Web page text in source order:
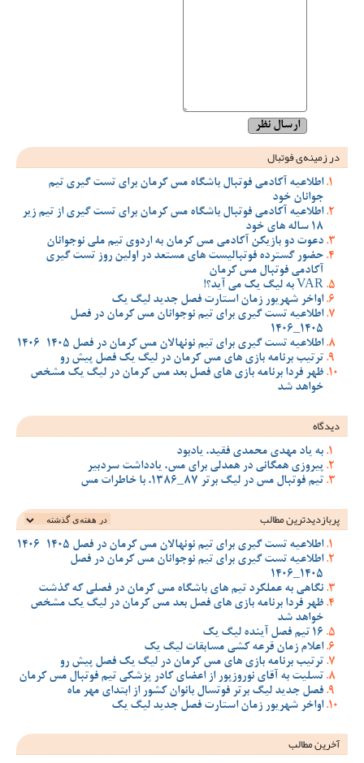
در زمینه‌ی فوتبال
اطلاعیه آکادمی فوتبال باشگاه مس کرمان برای تست گیری تیم
جوانان خود
اطلاعیه آکادمی فوتبال باشگاه مس کرمان برای تست گیری از تیم زیر
18 ساله های خود
دعوت دو بازیکن آکادمی مس کرمان به اردوی تیم ملی نوجوانان
حضور گسترده فوتبالیست های مستعد در اولین روز تست گیری
آکادمی فوتبال مس کرمان
VAR به لیگ یک می آید؟!
اواخر شهریور زمان استارت فصل جدید لیگ یک
اطلاعیه تست گیری برای تیم نوجوانان مس کرمان در فصل
1405_1406
اطلاعیه تست گیری برای تیم نونهالان مس کرمان در فصل 1405-1406
ترتیب برنامه بازی های مس کرمان در لیگ یک فصل پیش رو
ظهر فردا برنامه بازی های فصل بعد مس کرمان در لیگ یک مشخص
خواهد شد
دیدگاه
به یاد مهدی محمدی فقید، یادبود
پیروزی همگانی در همدلی برای مس، یادداشت سردبیر
تیم فوتبال مس در لیگ برتر 87_1386، با خاطرات مس
پربازدیدترین‌ مطالب
اطلاعیه تست گیری برای تیم نونهالان مس کرمان در فصل 1405-1406
اطلاعیه تست گیری برای تیم نوجوانان مس کرمان در فصل
1405_1406
نگاهی به عملکرد تیم های باشگاه مس کرمان در فصلی که گذشت
ظهر فردا برنامه بازی های فصل بعد مس کرمان در لیگ یک مشخص
خواهد شد
16 تیم فصل آینده لیگ یک
اعلام زمان قرعه کشی مسابقات لیگ یک
ترتیب برنامه بازی های مس کرمان در لیگ یک فصل پیش رو
تسلیت به آقای نوروزپور از اعضای کادر پزشکی تیم فوتبال مس کرمان
فصل جدید لیگ برتر فوتسال بانوان کشور از ابتدای مهر ماه
اواخر شهریور زمان استارت فصل جدید لیگ یک
آخرین مطالب